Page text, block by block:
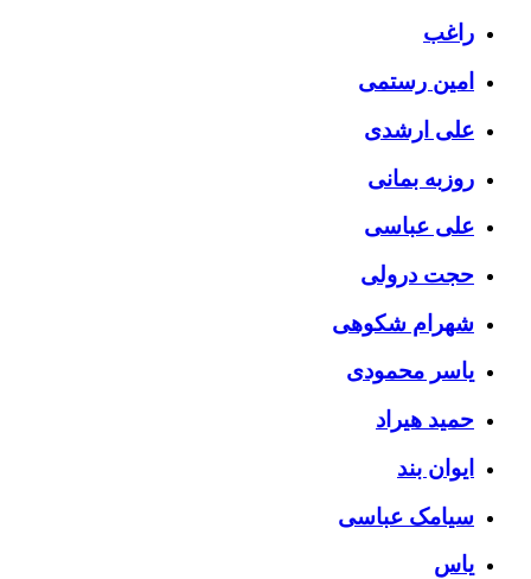
راغب
امین رستمی
علی ارشدی
روزبه بمانی
علی عباسی
حجت درولی
شهرام شکوهی
یاسر محمودی
حمید هیراد
ایوان بند
سیامک عباسی
یاس